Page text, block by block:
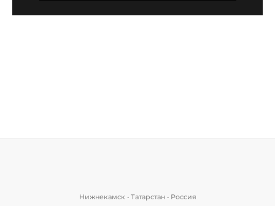
Нижнекамск • Татарстан • Россия